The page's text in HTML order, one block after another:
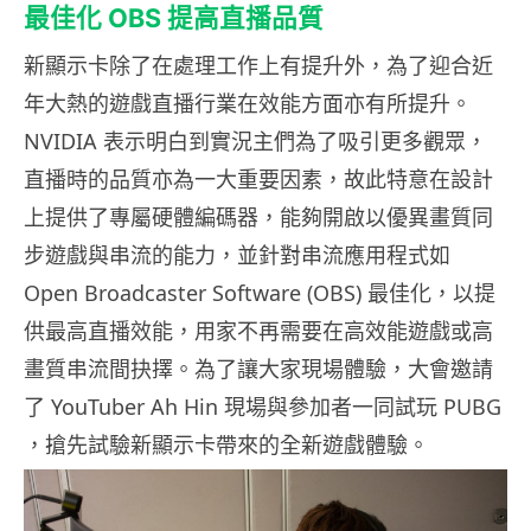
最佳化 OBS 提高直播品質
新顯示卡除了在處理工作上有提升外，為了迎合近
年大熱的遊戲直播行業在效能方面亦有所提升。
NVIDIA 表示明白到實況主們為了吸引更多觀眾，
直播時的品質亦為一大重要因素，故此特意在設計
上提供了專屬硬體編碼器，能夠開啟以優異畫質同
步遊戲與串流的能力，並針對串流應用程式如
Open Broadcaster Software (OBS) 最佳化，以提
供最高直播效能，用家不再需要在高效能遊戲或高
畫質串流間抉擇。為了讓大家現場體驗，大會邀請
了 YouTuber Ah Hin 現場與參加者一同試玩 PUBG
，搶先試驗新顯示卡帶來的全新遊戲體驗。